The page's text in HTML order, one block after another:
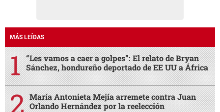
MÁS LEÍDAS
“Les vamos a caer a golpes”: El relato de Bryan
Sánchez, hondureño deportado de EE UU a África
María Antonieta Mejía arremete contra Juan
Orlando Hernández por la reelección